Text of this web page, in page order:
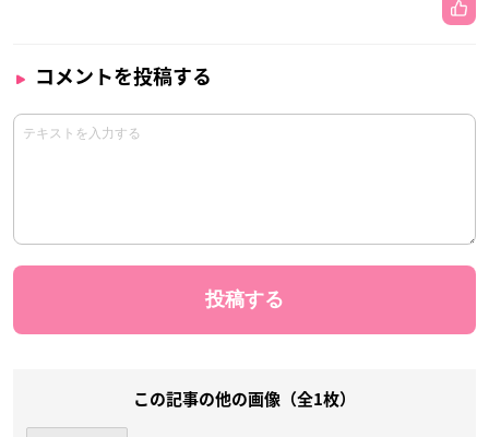
コメントを投稿する
この記事の他の画像（全1枚）